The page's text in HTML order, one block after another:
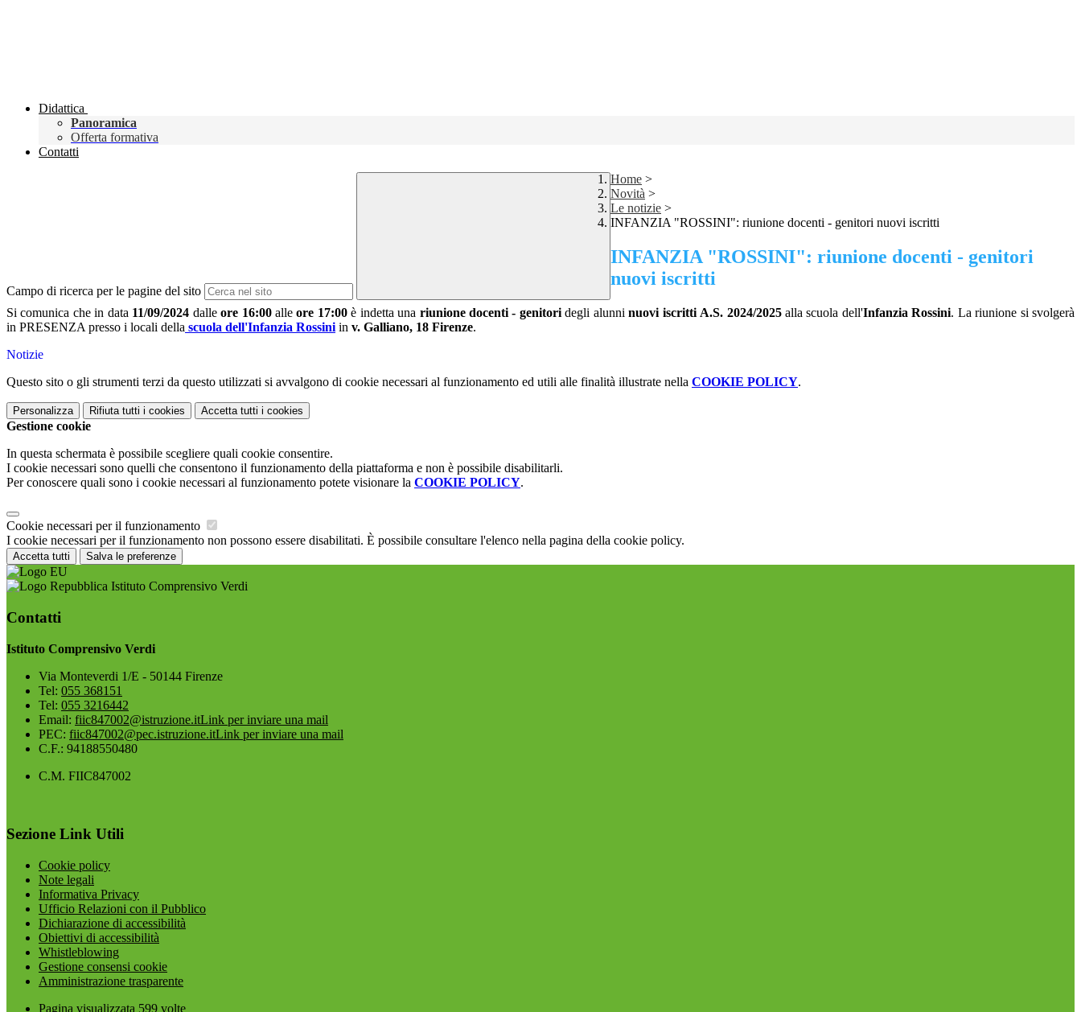
Didattica
Panoramica
Offerta formativa
Contatti
Campo di ricerca per le pagine del sito
Home >
Novità >
Le notizie >
INFANZIA "ROSSINI": riunione docenti - genitori nuovi iscritti
INFANZIA "ROSSINI": riunione docenti - genitori
nuovi iscritti
Si comunica che in data 11/09/2024 dalleore 16:00 alleore 17:00è indetta una riunione docenti - genitoridegli alunninuovi iscritti A.S. 2024/2025 alla scuola dell'Infanzia Rossini. La riunione si svolgerà
in PRESENZA presso i locali della scuola dell'Infanzia Rossini in v. Galliano, 18 Firenze.
Notizie
Questo sito o gli strumenti terzi da questo utilizzati si avvalgono di cookie necessari al funzionamento ed utili alle finalità illustrate nella COOKIE POLICY.
Personalizza Rifiuta tutti i cookies Accetta tutti i cookies
Gestione cookie
In questa schermata è possibile scegliere quali cookie consentire.
I cookie necessari sono quelli che consentono il funzionamento della piattaforma e non è possibile disabilitarli.
Per conoscere quali sono i cookie necessari al funzionamento potete visionare la COOKIE POLICY.
Cookie necessari per il funzionamento
I cookie necessari per il funzionamento non possono essere disabilitati. È possibile consultare l'elenco nella pagina della cookie policy.
Accetta tutti Salva le preferenze
Istituto Comprensivo Verdi
Contatti
Istituto Comprensivo Verdi
Via Monteverdi 1/E - 50144 Firenze
Tel: 055 368151
Tel: 055 3216442
Email: fiic847002@istruzione.itLink per inviare una mail
PEC: fiic847002@pec.istruzione.itLink per inviare una mail
C.F.: 94188550480
C.M. FIIC847002
Sezione Link Utili
Cookie policy
Note legali
Informativa Privacy
Ufficio Relazioni con il Pubblico
Dichiarazione di accessibilità
Obiettivi di accessibilità
Whistleblowing
Gestione consensi cookie
Amministrazione trasparente
Pagina visualizzata 599 volte